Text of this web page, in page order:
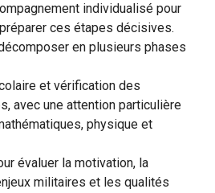
individualisé pour
ces étapes décisives.
en plusieurs phases
et vérification des
avec une attention particulière
physique et
évaluer la motivation, la
militaires et les qualités